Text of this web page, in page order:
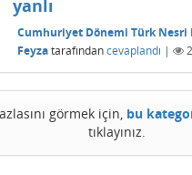
yanlı
Cumhuriyet Dönemi Türk Nesri
Feyza tarafından cevaplandı |
görmek için, bu
tıklayınız.